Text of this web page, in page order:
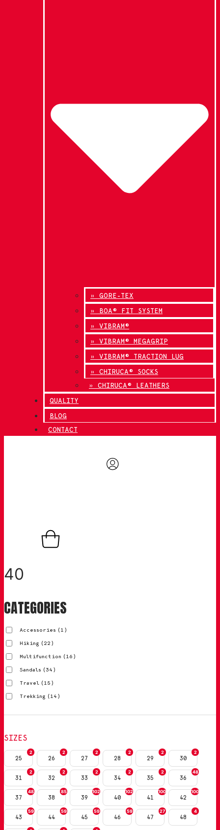
» GORE-TEX
» BOA® FIT SYSTEM
» VIBRAM®
» VIBRAM® MEGAGRIP
» VIBRAM® TRACTION LUG
» CHIRUCA® SOCKS
» CHIRUCA® LEATHERS
QUALITY
BLOG
CONTACT
40
CATEGORIES
Accessories (1)
Hiking (22)
Multifunction (16)
Sandals (34)
Travel (15)
Trekking (14)
SIZES
2
25
2
26
2
27
2
28
2
29
2
30
2
31
2
32
2
33
2
34
2
35
48
36
48
37
85
38
102
39
102
40
100
41
100
42
59
43
59
44
59
45
59
46
27
47
4
48